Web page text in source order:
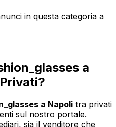
in questa categoria a
a
a Napoli tra privati
sul nostro portale.
sia il venditore che